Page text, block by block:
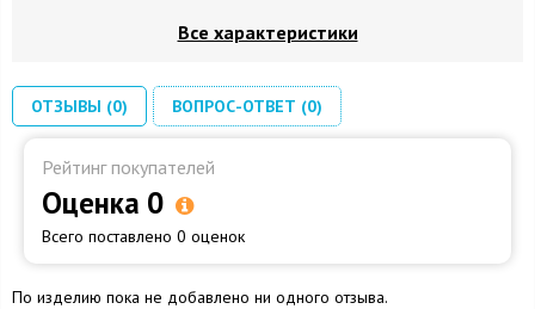
Все характеристики
ОТЗЫВЫ (0) ВОПРОС-ОТВЕТ (0)
Рейтинг покупателей
Оценка 0
Всего поставлено 0 оценок
По изделию пока не добавлено ни одного отзыва.